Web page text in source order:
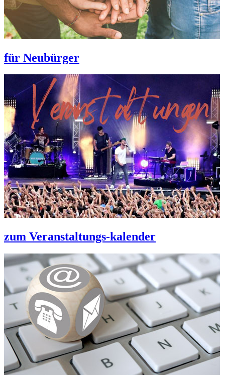
für Neubürger
zum Veranstaltungs-kalender